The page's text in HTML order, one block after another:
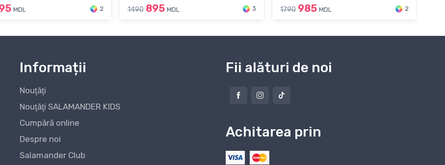
MDL 2 1490 895 MDL 3 1790 985 MDL 2
Informații
Nouţăţi
Nouţăţi SALAMANDER KIDS
Cumpără online
Despre noi
Salamander Club
Fii alături de noi
Achitarea prin